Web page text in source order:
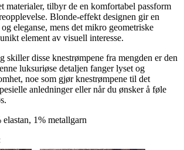
materialer, tilbyr de en komfortabel passform
Blonde-effekt designen gir en
eleganse, mens det mikro geometriske
element av visuell interesse.
skiller disse knestrømpene fra mengden er den
luksuriøse detaljen fanger lyset og
noe som gjør knestrømpene til det
anledninger eller når du ønsker å føle
1% metallgarn